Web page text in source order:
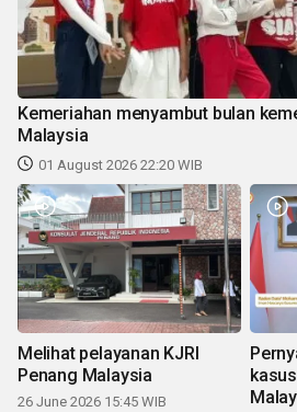
Kemeriahan menyambut bulan
Malaysia
01 August 2026 22:20 WIB
Melihat pelayanan KJRI
Penang Malaysia
26 June 2026 15:45 WIB